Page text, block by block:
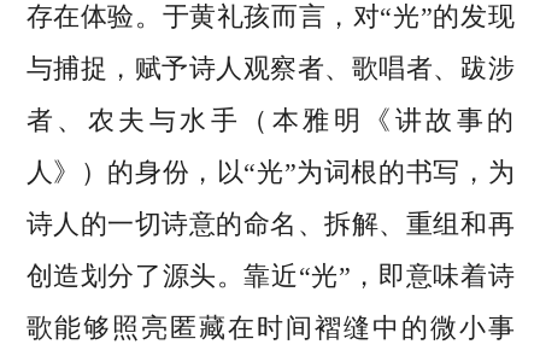
存在体验。于黄礼孩而言，对“光”的发现
与捕捉，赋予诗人观察者、歌唱者、跋涉
者、农夫与水手（本雅明《讲故事的
人》）的身份，以“光”为词根的书写，为
诗人的一切诗意的命名、拆解、重组和再
创造划分了源头。靠近“光”，即意味着诗
歌能够照亮匿藏在时间褶缝中的微小事